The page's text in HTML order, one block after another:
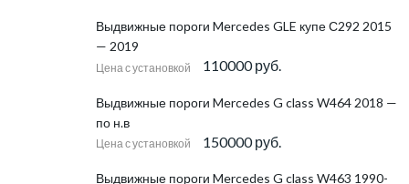
Выдвижные пороги Mercedes GLE купе С292 2015
— 2019
Цена с установкой 110000 руб.
Выдвижные пороги Mercedes G class W464 2018 —
по н.в
Цена с установкой 150000 руб.
Выдвижные пороги Mercedes G class W463 1990-